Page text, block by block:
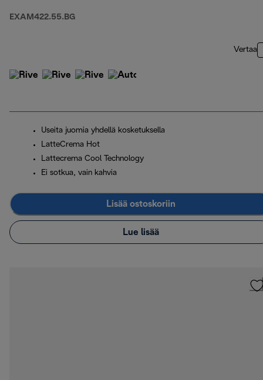
EXAM422.55.BG
Vertaa
Useita juomia yhdellä kosketuksella
LatteCrema Hot
Lattecrema Cool Technology
Ei sotkua, vain kahvia
Lisää ostoskoriin
Lue lisää